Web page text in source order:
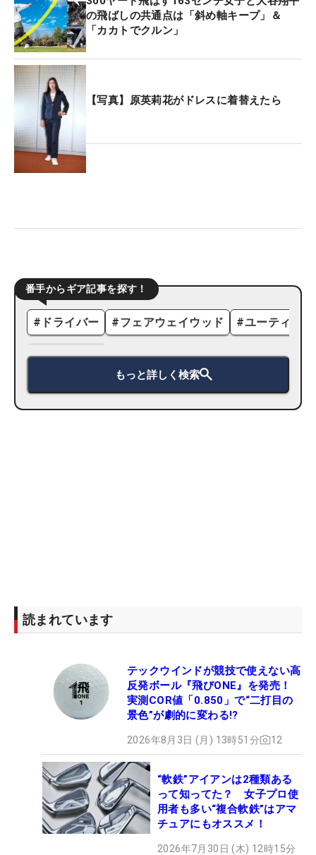
の飛ばしの共通点は「斜め軸キープ」＆
「カカトでクルン」
【写真】原英莉花がドレスに着替えたら
番手からギア記事を探す！
# ドライバー #フェアウェイウッド #ユーティリ
もっと詳しく検索
読まれています
テックウインドが競技で使えない高
反発ボール『飛びONE』を発売！
実測COR値「0.850」で“二打目の
景色”が劇的に変わる!?
2026年8月3日 (月) 13時51分 12
“軟鉄”アイアンは2種類ある
って知ってた？ 女子プロ使
用者も多い“複合軟鉄”はアマ
チュアにもオススメ！
2026年7月30日 (木) 12時15分